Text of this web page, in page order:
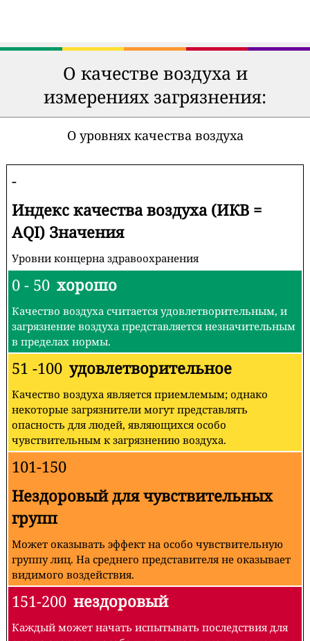
О качестве воздуха и
измерениях загрязнения:
О уровнях качества воздуха
-
Индекс качества воздуха (ИКВ =
AQI) Значения
Уровни концерна здравоохранения
0 - 50 хорошо
Качество воздуха считается удовлетворительным, и
загрязнение воздуха представляется незначительным
в пределах нормы.
51 -100 удовлетворительное
Качество воздуха является приемлемым; однако
некоторые загрязнители могут представлять
опасность для людей, являющихся особо
чувствительным к загрязнению воздуха.
101-150
Нездоровый для чувствительных
групп
Может оказывать эффект на особо чувствительную
группу лиц. На среднего представителя не оказывает
видимого воздействия.
151-200 нездоровый
Каждый может начать испытывать последствия для